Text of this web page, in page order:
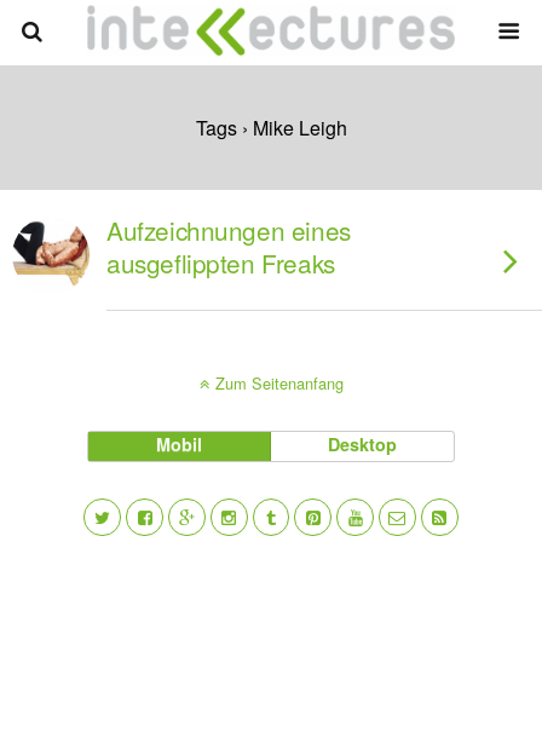
Tags › Mike Leigh
Aufzeichnungen eines
ausgeflippten Freaks
Zum Seitenanfang
Mobil Desktop